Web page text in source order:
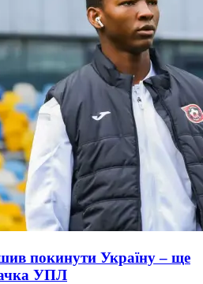
покинути Україну – ще
УПЛ